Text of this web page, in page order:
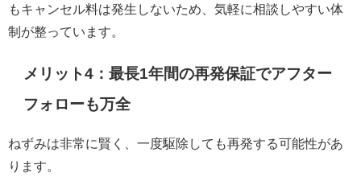
もキャンセル料は発生しないため、気軽に相談しやすい体
制が整っています。
メリット4：最長1年間の再発保証でアフター
フォローも万全
ねずみは非常に賢く、一度駆除しても再発する可能性があ
ります。